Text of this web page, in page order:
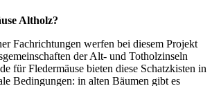
Altholz?
Fachrichtungen werfen bei diesem Projekt
der Alt- und Totholzinseln
für Fledermäuse bieten diese Schatzkisten in
Bedingungen: in alten Bäumen gibt es